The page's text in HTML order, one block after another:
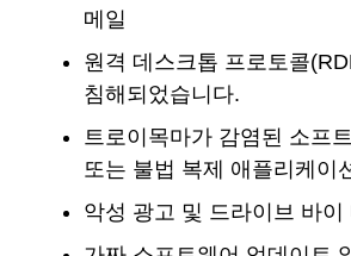
메일
원격 데스크톱 프로토콜
침해되었습니다.
트로이목마가 감염된 소프
또는 불법 복제 애플리케이
악성 광고 및 드라이브 바이